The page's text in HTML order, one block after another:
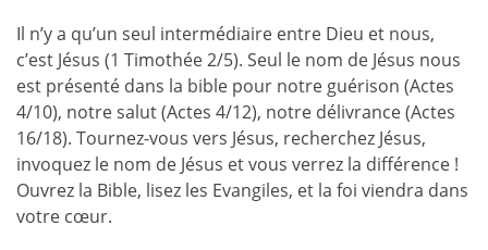
Il n’y a qu’un seul intermédiaire entre Dieu et nous,
c’est Jésus (1 Timothée 2/5). Seul le nom de Jésus nous
est présenté dans la bible pour notre guérison (Actes
4/10), notre salut (Actes 4/12), notre délivrance (Actes
16/18). Tournez-vous vers Jésus, recherchez Jésus,
invoquez le nom de Jésus et vous verrez la différence !
Ouvrez la Bible, lisez les Evangiles, et la foi viendra dans
votre cœur.